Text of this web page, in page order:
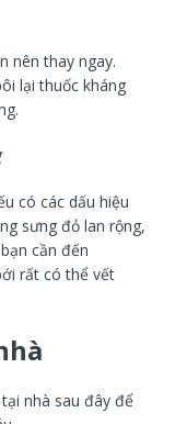
nên thay ngay.
lại thuốc kháng
có các dấu hiệu
sưng đỏ lan rộng,
cần đến
rất có thể vết
nhà sau đây để